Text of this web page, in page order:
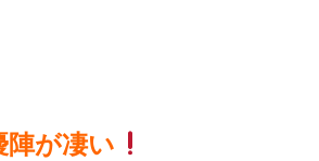
陣が凄い